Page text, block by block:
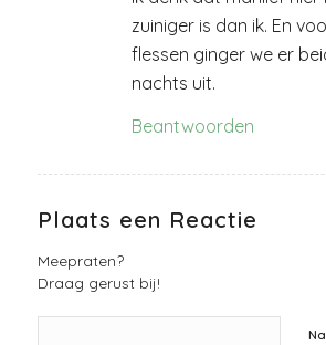
zuiniger is dan ik. En
flessen ginger we er
nachts uit.
Beantwoorden
Plaats een Reactie
Meepraten?
Draag gerust bij!